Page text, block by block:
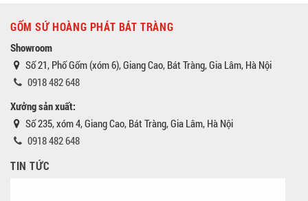
GỐM SỨ HOÀNG PHÁT BÁT TRÀNG
Showroom
Số 21, Phố Gốm (xóm 6), Giang Cao, Bát Tràng, Gia Lâm, Hà Nội
0918 482 648
Xưởng sản xuất:
Số 235, xóm 4, Giang Cao, Bát Tràng, Gia Lâm, Hà Nội
0918 482 648
TIN TỨC